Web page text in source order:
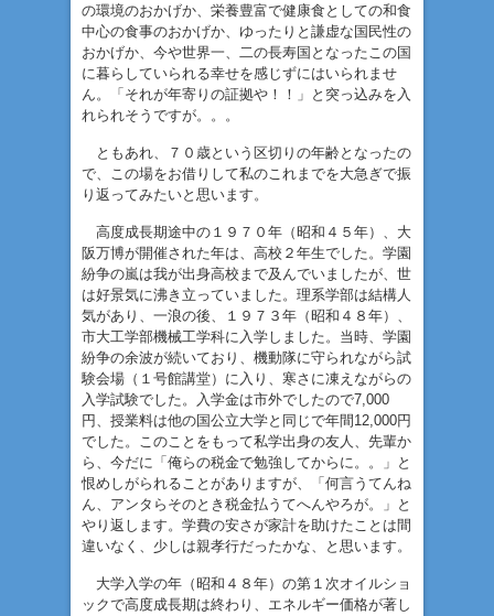
の環境のおかげか、栄養豊富で健康食としての和食
中心の食事のおかげか、ゆったりと謙虚な国民性の
おかげか、今や世界一、二の長寿国となったこの国
に暮らしていられる幸せを感じずにはいられませ
ん。「それが年寄りの証拠や！！」と突っ込みを入
れられそうですが。。。
ともあれ、７０歳という区切りの年齢となったの
で、この場をお借りして私のこれまでを大急ぎで振
り返ってみたいと思います。
高度成長期途中の１９７０年（昭和４５年）、大
阪万博が開催された年は、高校２年生でした。学園
紛争の嵐は我が出身高校まで及んでいましたが、世
は好景気に沸き立っていました。理系学部は結構人
気があり、一浪の後、１９７３年（昭和４８年）、
市大工学部機械工学科に入学しました。当時、学園
紛争の余波が続いており、機動隊に守られながら試
験会場（１号館講堂）に入り、寒さに凍えながらの
入学試験でした。入学金は市外でしたので7,000
円、授業料は他の国公立大学と同じで年間12,000円
でした。このことをもって私学出身の友人、先輩か
ら、今だに「俺らの税金で勉強してからに。。」と
恨めしがられることがありますが、「何言うてんね
ん、アンタらそのとき税金払うてへんやろが。」と
やり返します。学費の安さが家計を助けたことは間
違いなく、少しは親孝行だったかな、と思います。
大学入学の年（昭和４８年）の第１次オイルショ
ックで高度成長期は終わり、エネルギー価格が著し